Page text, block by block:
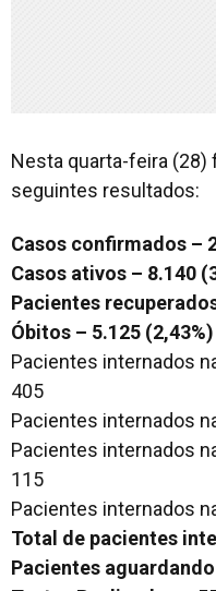
Nesta quarta-feira
seguintes resultados:
Casos confirmados –
Casos ativos – 8.140
Pacientes
Óbitos – 5.125 (2,43%)
Pacientes internados
405
Pacientes internados
Pacientes internados
115
Pacientes internados
Total de pacientes
Pacientes